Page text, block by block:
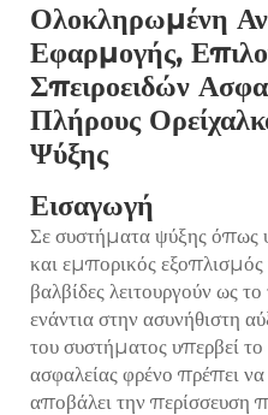
Ολοκληρωμένη
Εφαρμογής,
Σπειροειδών
Πλήρους
Ψύξης
Εισαγωγή
Σε συστήματα ψύξης όπως
και εμπορικός εξοπλισμός
βαλβίδες λειτουργούν ως
ενάντια στην ασυνήθιστη
του συστήματος υπερβεί
ασφαλείας φρένο πρέπει να
αποβάλει την περίσσευση